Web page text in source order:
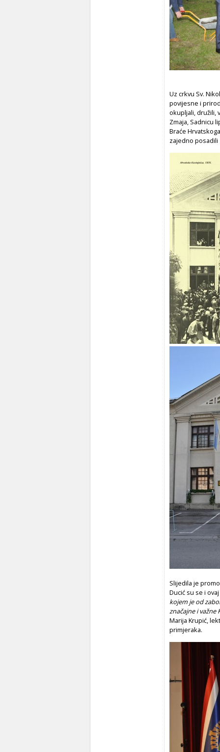
Uz crkvu Sv.
povijesne i
okupljali, družili,
Zmaja, Sadnicu
Braće
zajedno posadili
Slijedila je
Ducić su se i
kojem je od
značajne i važne
Marija Krupić,
primjeraka.